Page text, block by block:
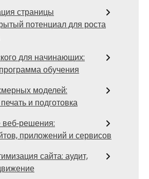
страницы
потенциал для роста
для начинающих:
обучения
моделей:
и подготовка
приложений и сервисов
сайта: аудит,